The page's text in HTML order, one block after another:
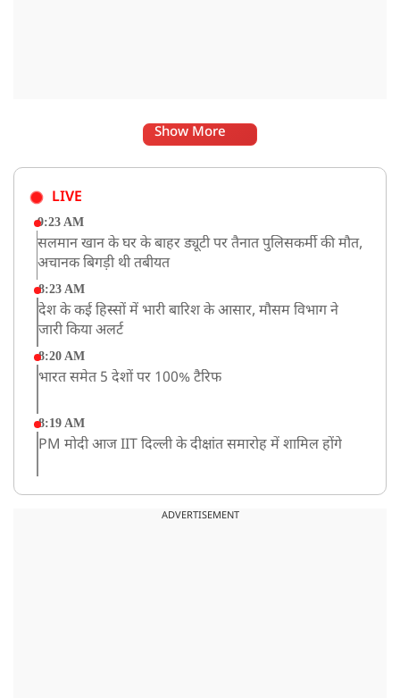
Show More
LIVE
9:23 AM
सलमान खान के घर के बाहर ड्यूटी पर तैनात पुलिसकर्मी की मौत,
अचानक बिगड़ी थी तबीयत
8:23 AM
देश के कई हिस्सों में भारी बारिश के आसार, मौसम विभाग ने
जारी किया अलर्ट
8:20 AM
भारत समेत 5 देशों पर 100% टैरिफ
8:19 AM
PM मोदी आज IIT दिल्ली के दीक्षांत समारोह में शामिल होंगे
ADVERTISEMENT